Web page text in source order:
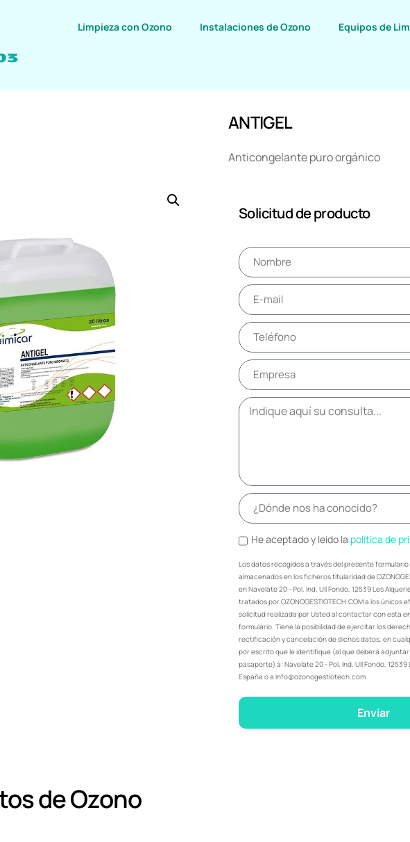
Limpieza con Ozono Instalaciones de Ozono Equipos de
ANTIGEL
Anticongelante puro orgánico
Solicitud de producto
He aceptado y leido la política de
Los datos recogidos a través del presente
almacenados en los ficheros titularidad de
en Navelate 20 - Pol. Ind. Ull Fondo, 12539 Les
tratados por OZONOGESTIOTECH.COM a los únicos
solicitud realizada por Usted al contactar con esta
formulario. Tiene la posibilidad de ejercitar los
rectificación y cancelación de dichos datos, en
por escrito que le identifique (al que deberá adjuntar
pasaporte) a: Navelate 20 - Pol. Ind. Ull Fondo, 12539
España o a info@ozonogestiotech.com
Enviar
de Ozono